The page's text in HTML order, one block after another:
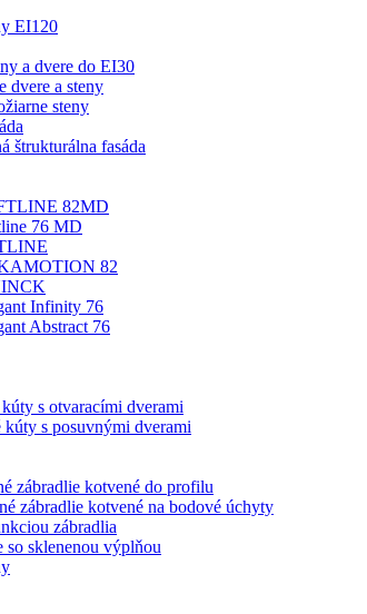
EI120
a dvere do EI30
dvere a steny
steny
štrukturálna fasáda
82MD
76 MD
82
Infinity 76
Abstract 76
s otvaracími dverami
kúty s posuvnými dverami
zábradlie kotvené do profilu
zábradlie kotvené na bodové úchyty
zábradlia
so sklenenou výplňou